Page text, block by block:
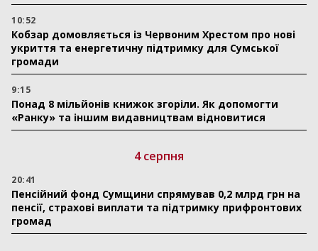
10:52
Кобзар домовляється із Червоним Хрестом про нові
укриття та енергетичну підтримку для Сумської
громади
9:15
Понад 8 мільйонів книжок згоріли. Як допомогти
«Ранку» та іншим видавництвам відновитися
4 серпня
20:41
Пенсійний фонд Сумщини спрямував 0,2 млрд грн на
пенсії, страхові виплати та підтримку прифронтових
громад